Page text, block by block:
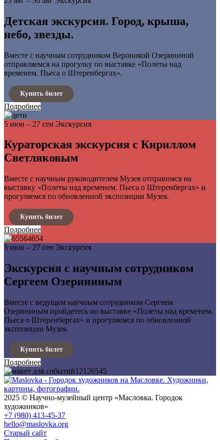
Детская экскурсия. Город, крыша,
небо, звезды.
Вместе с научным сотрудником Вероникой Озерининой
отправляемся на прогулку по выставке «Полеты над
временем. Пьеса о Штеренбергах».
Купить билет
Подробнее
5 июн – 27 сен Экскурсия
Кураторская экскурсия с Кириллом
Светляковым
Вместе с научным руководителем Музея отправимся на
выставку «Полеты над временем. Пьеса о Штеренбергах» и
прогуляемся по обновленной экспозиции Музея.
Купить билет
Подробнее
5 июн – 27 сен Экскурсия
Экскурсия с научным сотрудником
Сергеем Озерининым
Вместе с ведущим научным сотрудником Сергеем
Озерининым пройдетесь по выставке «Полеты над временем.
Пьеса о Штеренбергах» и прогуляемся по обновленной
экспозиции Музея.
Купить билет
Подробнее
2025 © Научно-музейный центр «Масловка. Городок
художников»
+7 (980) 413-45-37
hello@maslovka.org
Старый сайт